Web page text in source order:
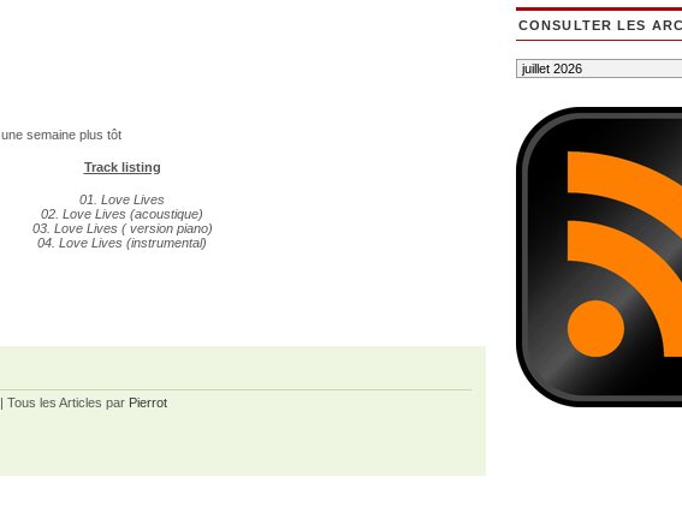
semaine plus tôt
Track listing
01. Love Lives
02. Love Lives (acoustique)
03. Love Lives ( version piano)
04. Love Lives (instrumental)
| Tous les Articles par Pierrot
CONSULTER LES